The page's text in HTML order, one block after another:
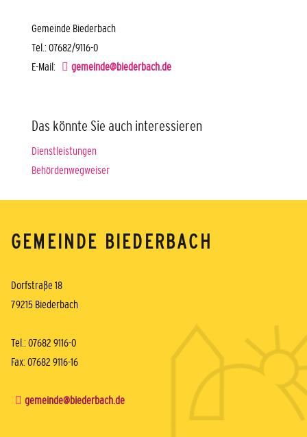
Gemeinde Biederbach
Tel.: 07682/9116-0
E-Mail:
gemeinde@biederbach.de
Das könnte Sie auch interessieren
Dienstleistungen
Behördenwegweiser
GEMEINDE BIEDERBACH
Dorfstraße 18
79215 Biederbach
Tel.: 07682 9116-0
Fax: 07682 9116-16
gemeinde@biederbach.de